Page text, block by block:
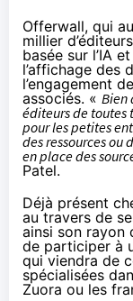
Offerwall, qui
millier
basée sur l’IA
l’affichage des
l’engagement
associés. « Bien
éditeurs de
pour les petites
des ressources ou
en place des
Patel.
Déjà présent
au travers de
ainsi son rayon
de participer à
qui viendra de
spécialisées
Zuora ou les